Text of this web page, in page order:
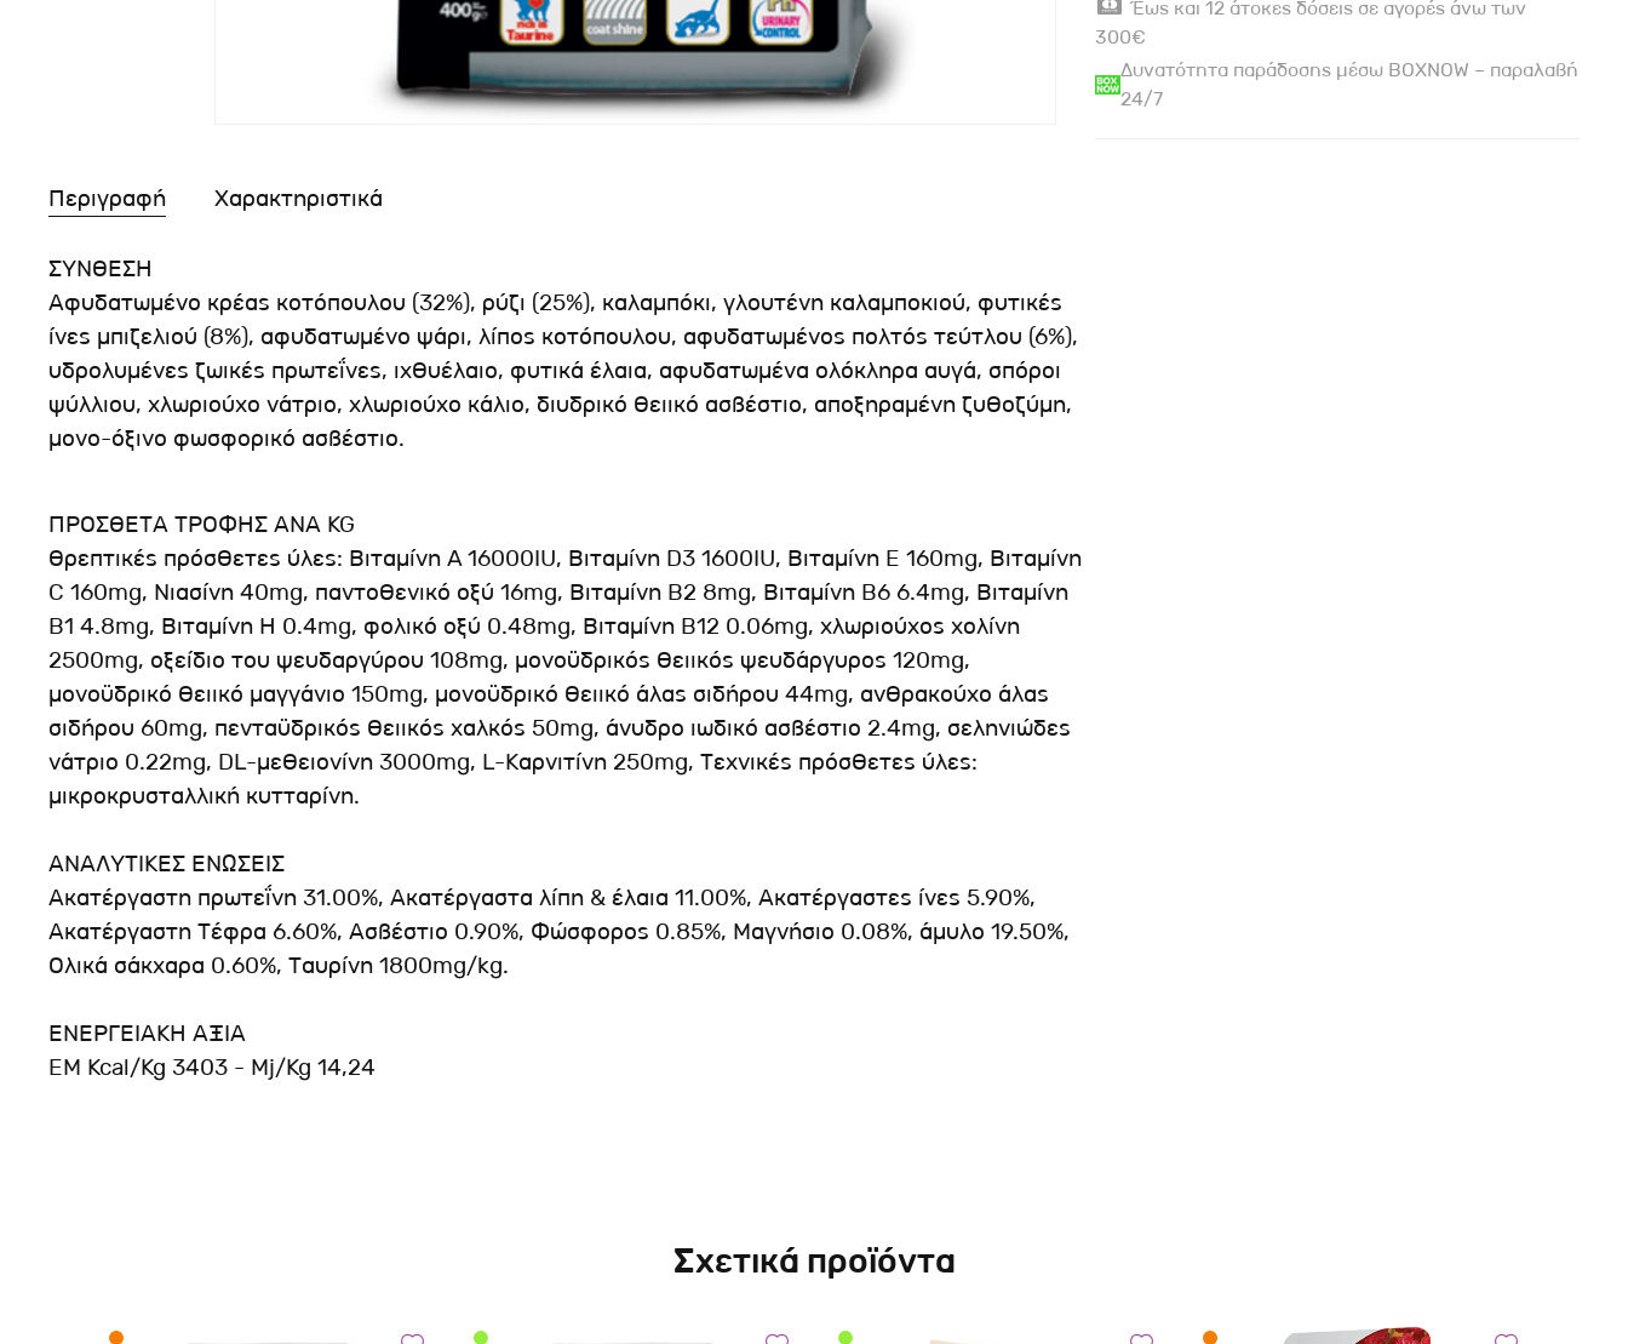
Έως και 12 άτοκες δόσεις σε αγορές άνω των
300€
Δυνατότητα παράδοσης μέσω BOXNOW – παραλαβή
24/7
Περιγραφή Χαρακτηριστικά
ΣΥΝΘΕΣΗ
Αφυδατωμένο κρέας κοτόπουλου (32%), ρύζι (25%), καλαμπόκι, γλουτένη καλαμποκιού, φυτικές
ίνες μπιζελιού (8%), αφυδατωμένο ψάρι, λίπος κοτόπουλου, αφυδατωμένος πολτός τεύτλου (6%),
υδρολυμένες ζωικές πρωτεΐνες, ιχθυέλαιο, φυτικά έλαια, αφυδατωμένα ολόκληρα αυγά, σπόροι
ψύλλιου, χλωριούχο νάτριο, χλωριούχο κάλιο, διυδρικό θειικό ασβέστιο, αποξηραμένη ζυθοζύμη,
μονο-όξινο φωσφορικό ασβέστιο.
ΠΡΟΣΘΕΤΑ ΤΡΟΦΗΣ ΑΝΑ KG
Θρεπτικές πρόσθετες ύλες: Βιταμίνη A 16000IU, Βιταμίνη D3 1600IU, Βιταμίνη E 160mg, Βιταμίνη
C 160mg, Nιασίνη 40mg, παντοθενικό οξύ 16mg, Βιταμίνη B2 8mg, Βιταμίνη B6 6.4mg, Βιταμίνη
B1 4.8mg, Βιταμίνη H 0.4mg, φολικό οξύ 0.48mg, Βιταμίνη B12 0.06mg, χλωριούχος χολίνη
2500mg, οξείδιο του ψευδαργύρου 108mg, μονοϋδρικός θειικός ψευδάργυρος 120mg,
μονοϋδρικό θειικό μαγγάνιο 150mg, μονοϋδρικό θειικό άλας σιδήρου 44mg, ανθρακούχο άλας
σιδήρου 60mg, πενταϋδρικός θειικός χαλκός 50mg, άνυδρο ιωδικό ασβέστιο 2.4mg, σεληνιώδες
νάτριο 0.22mg, DL-μεθειονίνη 3000mg, L-Καρνιτίνη 250mg, Τεχνικές πρόσθετες ύλες:
μικροκρυσταλλική κυτταρίνη.
ΑΝΑΛΥΤΙΚΕΣ ΕΝΩΣΕΙΣ
Ακατέργαστη πρωτεΐνη 31.00%, Ακατέργαστα λίπη & έλαια 11.00%, Ακατέργαστες ίνες 5.90%,
Ακατέργαστη Τέφρα 6.60%, Ασβέστιο 0.90%, Φώσφορος 0.85%, Μαγνήσιο 0.08%, άμυλο 19.50%,
Ολικά σάκχαρα 0.60%, Ταυρίνη 1800mg/kg.
ΕΝΕΡΓΕΙΑΚΗ ΑΞΙΑ
EM Kcal/Kg 3403 - Mj/Kg 14,24
Σχετικά προϊόντα